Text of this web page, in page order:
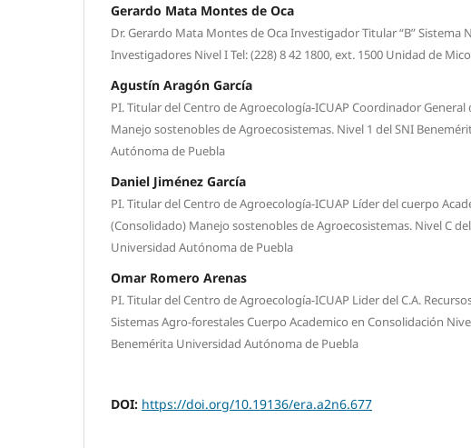
Gerardo Mata Montes de Oca
Dr. Gerardo Mata Montes de Oca Investigador Titular “B” Sistema
Investigadores Nivel I Tel: (228) 8 42 1800, ext. 1500 Unidad de
Agustín Aragón García
PI. Titular del Centro de Agroecología-ICUAP Coordinador General
Manejo sostenobles de Agroecosistemas. Nivel 1 del SNI
Autónoma de Puebla
Daniel Jiménez García
PI. Titular del Centro de Agroecología-ICUAP Líder del cuerpo
(Consolidado) Manejo sostenobles de Agroecosistemas. Nivel C
Universidad Autónoma de Puebla
Omar Romero Arenas
PI. Titular del Centro de Agroecología-ICUAP Lider del C.A.
Sistemas Agro-forestales Cuerpo Academico en Consolidación
Benemérita Universidad Autónoma de Puebla
DOI: https://doi.org/10.19136/era.a2n6.677